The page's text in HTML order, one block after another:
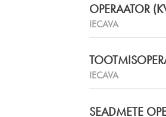
OPERAATOR
IECAVA
IECAVA
SEADMETE